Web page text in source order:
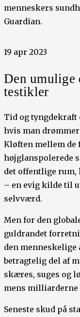
menneskers
Guardian.
19 apr 2023
Den umulige
testikler
Tid og tyngdekraft
hvis man
Kløften mellem de
højglanspolerede
det offentlige
– en evig kilde til
selvværd.
Men for den
guldrandet
den menneskelige
betragtelig del af
skæres, suges og
mens milliarderne
Seneste skud på